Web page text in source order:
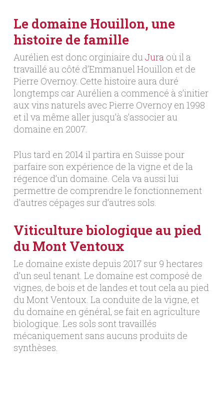
Le domaine Houillon, une
histoire de famille
Aurélien est donc orginiaire du Jura où il a
travaillé au côté d’Emmanuel Houillon et de
Pierre Overnoy. Cette histoire aura duré
longtemps car Aurélien a commencé à s’initier
aux vins naturels avec Pierre Overnoy en 1998
et il va même aller jusqu’à s’associer au
domaine en 2007.
Plus tard en 2014 il partira en Suisse pour
parfaire son expérience de la vigne et de la
régence d’un domaine. Cela va aussi lui
permettre de comprendre le fonctionnement
d’autres cépages sur d’autres sols.
Viticulture biologique au pied
du Mont Ventoux
Le domaine existe depuis 2017 sur 9 hectares
d’un seul tenant. Le domaine est composé de
vignes, de bois et de landes et tout cela au pied
du Mont Ventoux. La conduite de la vigne, et
du domaine en général, se fait en agriculture
biologique. Les sols sont travaillés
mécaniquement sans aucuns produits de
synthèses.